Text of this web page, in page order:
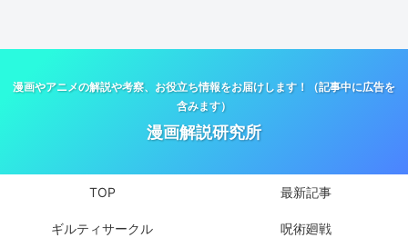
漫画やアニメの解説や考察、お役立ち情報をお届けします！（記事中に広告を
含みます）
漫画解説研究所
TOP 最新記事
ギルティサークル 呪術廻戦